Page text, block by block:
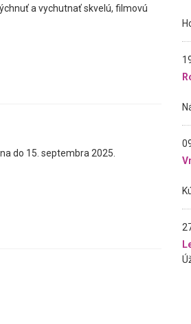
a vychutnať skvelú, filmovú
do 15. septembra 2025.